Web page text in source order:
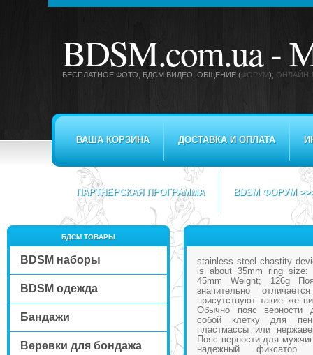
BDSM.com.ua -
БЕСПЛАТНОЕ ФОТО, БДСМ ВИДЕО , ОБЩЕНИЕ (ФОРУМ), ОНЛАЙН-
ВАША КОРЗИНА ДОСТАВКА И ОПЛАТА
ПАРТНЕРСКАЯ ПРОГРАММА BDSM ФОРУМ
БДСМ ТОВАРЫ
BDSM наборы
BDSM одежда
Бандажи
Веревки для бондажа
stainless steel chastity
is about 35mm ring size:
45mm Weight; 126g
значительно
присутствуют такие же
Обычно пояс верности
собой клетку для
пластмассы или
Пояс верности для
надежный фиксатор